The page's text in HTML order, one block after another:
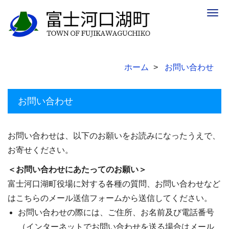
ホーム お問い合わせ
お問い合わせ
お問い合わせは、以下のお願いをお読みになったうえで、
お寄せください。
＜お問い合わせにあたってのお願い＞
富士河口湖町役場に対する各種の質問、お問い合わせなど
はこちらのメール送信フォームから送信してください。
お問い合わせの際には、ご住所、お名前及び電話番号
（インターネットでお問い合わせを送る場合はメール